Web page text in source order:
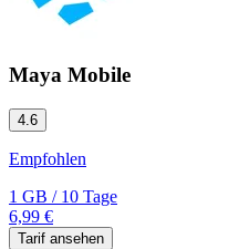
Maya Mobile
4.6
Empfohlen
1 GB /10 Tage
6,99 €
Tarif ansehen